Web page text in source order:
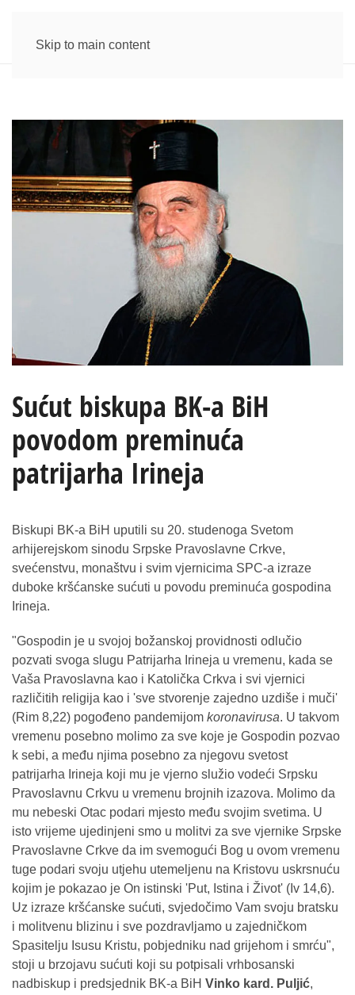
Skip to main content
Sućut biskupa BK-a BiH
povodom preminuća
patrijarha Irineja
Biskupi BK-a BiH uputili su 20. studenoga Svetom
arhijerejskom sinodu Srpske Pravoslavne Crkve,
svećenstvu, monaštvu i svim vjernicima SPC-a izraze
duboke kršćanske sućuti u povodu preminuća gospodina
Irineja.
"Gospodin je u svojoj božanskoj providnosti odlučio
pozvati svoga slugu Patrijarha Irineja u vremenu, kada se
Vaša Pravoslavna kao i Katolička Crkva i svi vjernici
različitih religija kao i 'sve stvorenje zajedno uzdiše i muči'
(Rim 8,22) pogođeno pandemijom koronavirusa. U takvom
vremenu posebno molimo za sve koje je Gospodin pozvao
k sebi, a među njima posebno za njegovu svetost
patrijarha Irineja koji mu je vjerno služio vodeći Srpsku
Pravoslavnu Crkvu u vremenu brojnih izazova. Molimo da
mu nebeski Otac podari mjesto među svojim svetima. U
isto vrijeme ujedinjeni smo u molitvi za sve vjernike Srpske
Pravoslavne Crkve da im svemogući Bog u ovom vremenu
tuge podari svoju utjehu utemeljenu na Kristovu uskrsnuću
kojim je pokazao je On istinski 'Put, Istina i Život' (Iv 14,6).
Uz izraze kršćanske sućuti, svjedočimo Vam svoju bratsku
i molitvenu blizinu i sve pozdravljamo u zajedničkom
Spasitelju Isusu Kristu, pobjedniku nad grijehom i smrću",
stoji u brzojavu sućuti koji su potpisali vrhbosanski
nadbiskup i predsjednik BK-a BiH Vinko kard. Puljić,